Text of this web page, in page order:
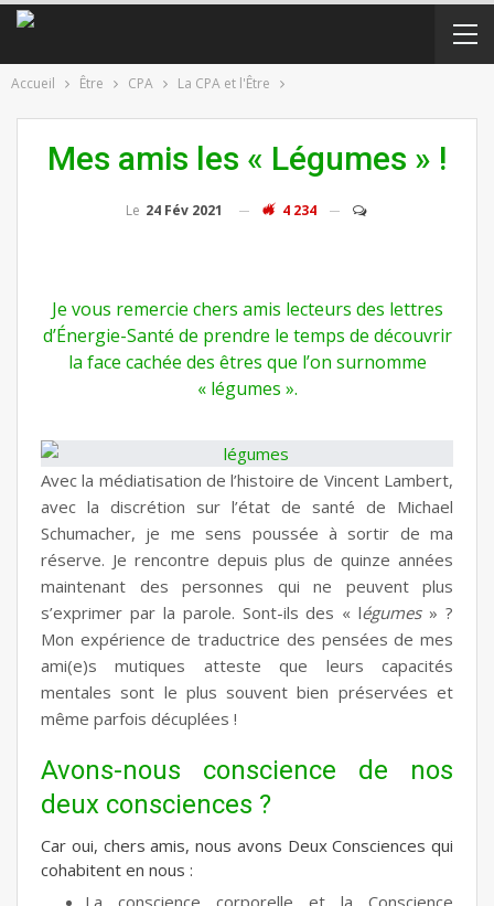
Accueil Être CPA La CPA et l'Être
Mes amis les « Légumes » !
Le 24 Fév 2021 4 234
Je vous remercie chers amis lecteurs des lettres
d’Énergie-Santé de prendre le temps de découvrir
la face cachée des êtres que l’on surnomme
« légumes ».
Avec la médiatisation de l’histoire de Vincent Lambert,
avec la discrétion sur l’état de santé de Michael
Schumacher, je me sens poussée à sortir de ma
réserve. Je rencontre depuis plus de quinze années
maintenant des personnes qui ne peuvent plus
s’exprimer par la parole. Sont-ils des « légumes » ?
Mon expérience de traductrice des pensées de mes
ami(e)s mutiques atteste que leurs capacités
mentales sont le plus souvent bien préservées et
même parfois décuplées !
Avons-nous conscience de nos
deux consciences ?
Car oui, chers amis, nous avons Deux Consciences qui
cohabitent en nous :
La conscience corporelle et la Conscience